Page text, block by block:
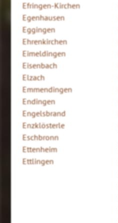
Efringen-Kirchen
Egenhausen
Eggingen
Ehrenkirchen
Eimeldingen
Eisenbach
Elzach
Emmendingen
Endingen
Engelsbrand
Enzklösterle
Eschbronn
Ettenheim
Ettlingen